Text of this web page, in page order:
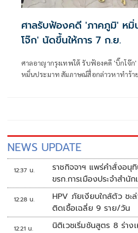
ศาลรับฟ้องคดี 'ภาคภูมิ' หมิ่
โจ๊ก' นัดขึ้นให้การ 7 ก.ย.
ศาลอาญากรุงเทพใต้ รับฟ้องคดี 'บิ๊กโจ๊
หมิ่นประมาท สัมภาษณ์สื่อกล่าวหาทำร้
NEWS UPDATE
12:37 น.
ราชกิจจาฯ แพร่คำสั่งอนุ
ขรก.การเมืองประจำสำนั
12:28 น.
HPV ภัยเงียบใกล้ตัว ชะ
ติดเชื้อเฉลี่ย 9 ราย/วัน
12:21 น.
นิติเวชเริ่มชันสูตร 8 ร่าง